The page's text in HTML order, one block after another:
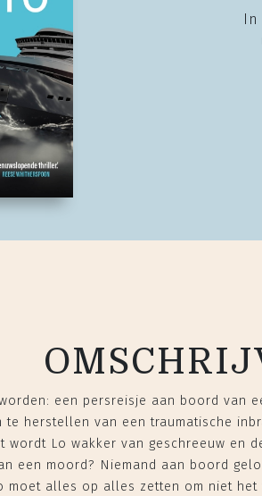
een persreisje aan boord van
herstellen van een traumatische
wordt Lo wakker van geschreeuw en
een moord? Niemand aan boord
moet alles op alles zetten om niet